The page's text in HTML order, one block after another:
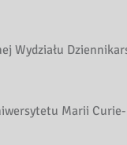
Wydziału
Marii Curie-